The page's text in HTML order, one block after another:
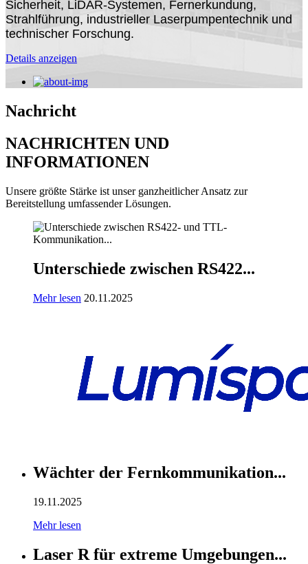
Sicherheit, LiDAR-Systemen, Fernerkundung,
Strahlführung, industrieller Laserpumpentechnik und
technischer Forschung.
Details anzeigen
Nachricht
NACHRICHTEN UND
INFORMATIONEN
Unsere größte Stärke ist unser ganzheitlicher Ansatz zur
Bereitstellung umfassender Lösungen.
Unterschiede zwischen RS422...
Mehr lesen 20.11.2025
Wächter der Fernkommunikation...
19.11.2025
Mehr lesen
Laser R für extreme Umgebungen...